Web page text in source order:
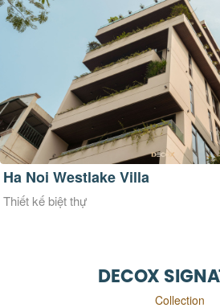
Ha Noi Westlake Villa
Thiết kế biệt thự
DECOX
Collection